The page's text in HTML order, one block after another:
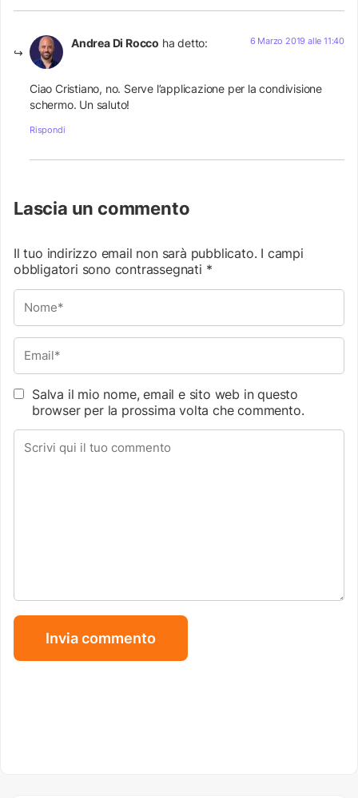
Andrea Di Rocco ha detto: 6 Marzo 2019 alle 11:40
Ciao Cristiano, no. Serve l’applicazione per la condivisione
schermo. Un saluto!
Rispondi
Lascia un commento
Il tuo indirizzo email non sarà pubblicato. I campi
obbligatori sono contrassegnati *
Salva il mio nome, email e sito web in questo
browser per la prossima volta che commento.